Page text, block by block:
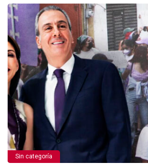
Sin categoría